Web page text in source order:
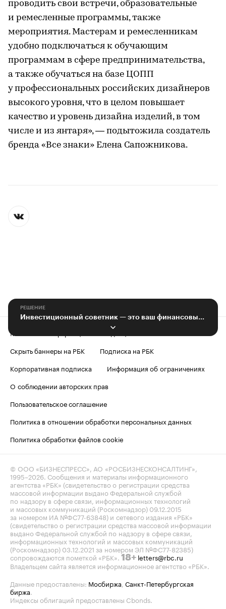
проводить свои встречи, образовательные
и ремесленные программы, также
мероприятия. Мастерам и ремесленникам
удобно подключаться к обучающим
программам в сфере предпринимательства,
а также обучаться на базе ЦОПП
у профессиональных российских дизайнеров
высокого уровня, что в целом повышает
качество и уровень дизайна изделий, в том
числе и из янтаря», — подытожила создатель
бренда «Все знаки» Елена Сапожникова.
РЕШЕНИЕ
Инвестиционный советник — это ваш финансовый доктор
Контактная информация
Скрыть баннеры на РБК
Подписка на РБК
Корпоративная подписка
Информация об ограничениях
О соблюдении авторских прав
Пользовательское соглашение
Политика в отношении обработки персональных данных
Политика обработки файлов cookie
© ООО «БИЗНЕСПРЕСС», АО «РОСБИЗНЕСКОНСАЛТИНГ»,
1995–2026. Сообщения и материалы информационного
агентства «РБК» (свидетельство о регистрации средства
массовой информации выдано Федеральной службой
по надзору в сфере связи, информационных технологий
и массовых коммуникаций (Роскомнадзор) 09.12.2015
за номером ИА №ФС77-63848) и сетевого издания «РБК»
(свидетельство о регистрации средства массовой информации
выдано Федеральной службой по надзору в сфере связи,
информационных технологий и массовых коммуникаций
(Роскомнадзор) 03.12.2021 за номером ЭЛ №ФС77-82385)
сопровождаются пометкой «РБК». 18+ letters@rbc.ru
Владельцем сайта является информационное агентство «РБК».
Данные предоставлены: Мосбиржа, Санкт-Петербургская
биржа.
Индексы облигаций предоставлены Cbonds.